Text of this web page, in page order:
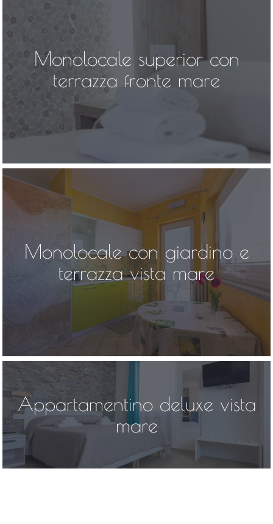
Monolocale superior con
terrazza fronte mare
Monolocale con giardino e
terrazza vista mare
Appartamentino deluxe vista
mare